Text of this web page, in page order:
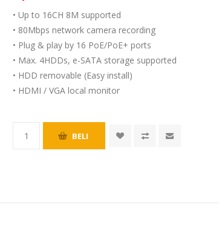
• Up to 16CH 8M supported
• 80Mbps network camera recording
• Plug & play by 16 PoE/PoE+ ports
• Max. 4HDDs, e-SATA storage supported
• HDD removable (Easy install)
• HDMI / VGA local monitor